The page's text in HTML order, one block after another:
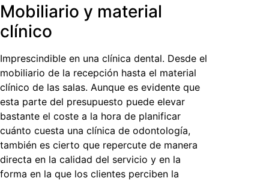
Mobiliario y material
clínico
Imprescindible en una clínica dental. Desde el
mobiliario de la recepción hasta el material
clínico de las salas. Aunque es evidente que
esta parte del presupuesto puede elevar
bastante el coste a la hora de planificar
cuánto cuesta una clínica de odontología,
también es cierto que repercute de manera
directa en la calidad del servicio y en la
forma en la que los clientes perciben la